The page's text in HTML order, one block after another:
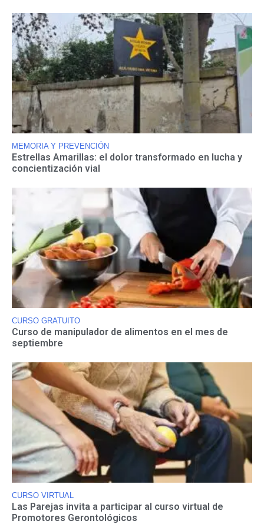
MEMORIA Y PREVENCIÓN
Estrellas Amarillas: el dolor transformado en lucha y
concientización vial
CURSO GRATUITO
Curso de manipulador de alimentos en el mes de
septiembre
CURSO VIRTUAL
Las Parejas invita a participar al curso virtual de
Promotores Gerontológicos